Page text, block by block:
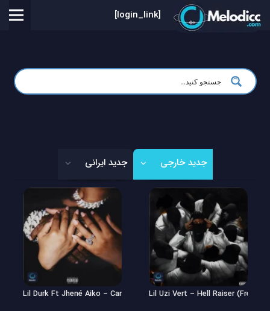
[login_link]
جدید خارجی جدید ایرانی
Lil Durk Ft Jhené Aiko – Can’t
Lil Uzi Vert – Double See